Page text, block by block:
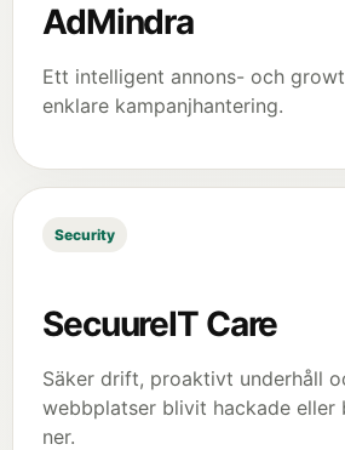
AdMindra
Ett intelligent annons- och
enklare kampanjhantering.
Security
SecuureIT Care
Säker drift, proaktivt underhåll
webbplatser blivit hackade eller
ner.